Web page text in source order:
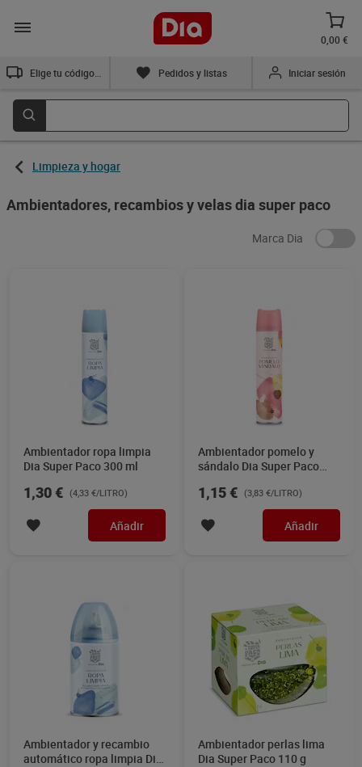
0,00 €
Pedidos y listas Iniciar sesión
Limpieza y hogar
Ambientadores, recambios y velas dia super paco
Marca Dia
Ambientador ropa limpia
Dia Super Paco 300 ml
1,30 € (4,33 €/LITRO)
Añadir
Ambientador pomelo y
sándalo Dia Super Paco
1,15 € (3,83 €/LITRO)
Añadir
Ambientador y recambio
automático ropa limpia Dia
Ambientador perlas lima
Dia Super Paco 110 g